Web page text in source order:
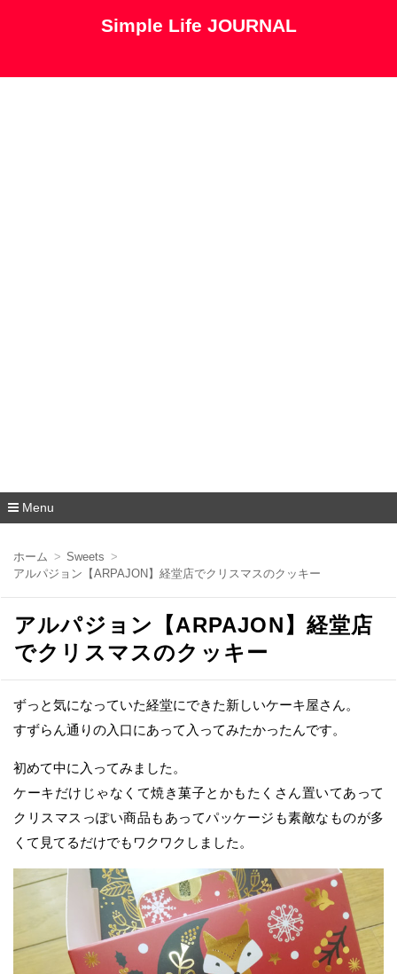
Simple Life JOURNAL
Menu
ホーム
Sweets
アルパジョン【ARPAJON】経堂店でクリスマスのクッキー
アルパジョン【ARPAJON】経堂店
でクリスマスのクッキー
ずっと気になっていた経堂にできた新しいケーキ屋さん。
すずらん通りの入口にあって入ってみたかったんです。
初めて中に入ってみました。
ケーキだけじゃなくて焼き菓子とかもたくさん置いてあって
クリスマスっぽい商品もあってパッケージも素敵なものが多
くて見てるだけでもワクワクしました。